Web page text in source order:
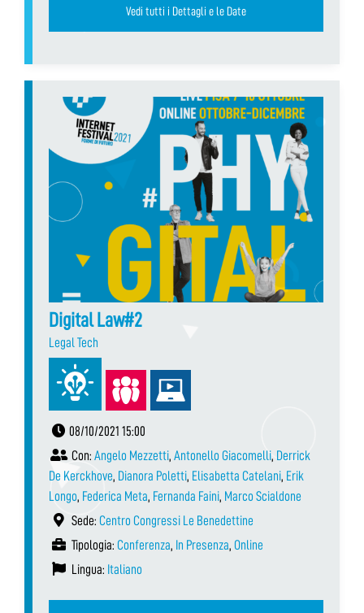
Vedi tutti i Dettagli e le Date
Digital Law#2
Legal Tech
08/10/2021 15:00
Con: Angelo Mezzetti, Antonello Giacomelli, Derrick
De Kerckhove, Dianora Poletti, Elisabetta Catelani, Erik
Longo, Federica Meta, Fernanda Faini, Marco Scialdone
Sede: Centro Congressi Le Benedettine
Tipologia: Conferenza, In Presenza, Online
Lingua: Italiano